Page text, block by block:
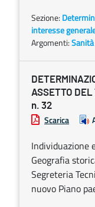
Sezione:
interesse
Argomenti:Sanità
ASSETTO
n. 32
Scarica
Individuazione
Geografia
Segreteria
nuovo Piano